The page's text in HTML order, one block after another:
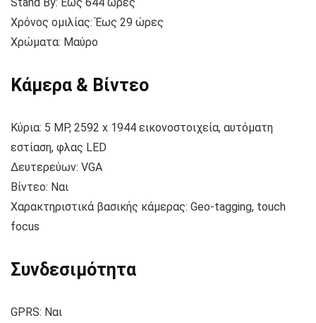
Χρόνος ομιλίας: Έως 29 ώρες
Χρώματα: Μαύρο
Κάμερα & Βίντεο
Κύρια: 5 MP, 2592 x 1944 εικονοστοιχεία, αυτόματη
εστίαση, φλας LED
Δευτερεύων: VGA
Βίντεο: Ναι
Χαρακτηριστικά βασικής κάμερας: Geo-tagging, touch
focus
Συνδεσιμότητα
GPRS: Ναι